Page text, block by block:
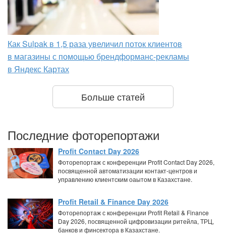
Как Sulpak в 1,5 раза увеличил поток клиентов
в магазины с помощью брендформанс-рекламы
в Яндекс Картах
Больше статей
Последние фоторепортажи
Profit Contact Day 2026
Фоторепортаж с конференции Profit Contact Day 2026,
посвященной автоматизации контакт-центров и
управлению клиентским оаытом в Казахстане.
Profit Retail & Finance Day 2026
Фоторепортаж с конференции Profit Retail & Finance
Day 2026, посвященной цифровизации ритейла, ТРЦ,
банков и финсектора в Казахстане.